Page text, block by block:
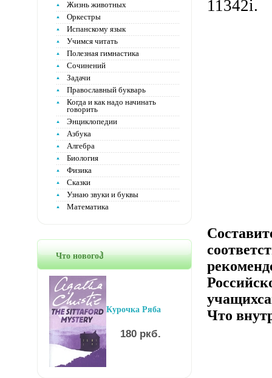
Жизнь животных
Оркестры
Испанскому язык
Учимся читать
Полезная гимнастика
Сочинений
Задачи
Православный букварь
Когда и как надо начинать
говорить
Энциклопедии
Азбука
Алгебра
Биология
Физика
Сказки
Узнаю звуки и буквы
Математика
Что новогоჰ
Курочка Ряба
180 ркб.
11342i.
Что